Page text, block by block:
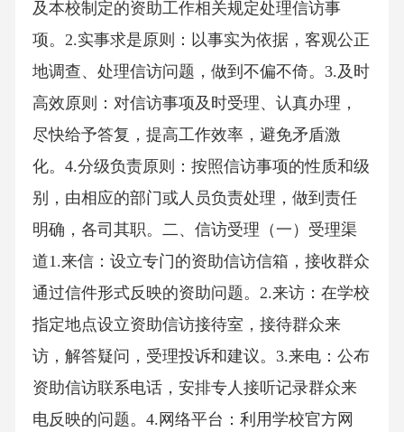
及本校制定的资助工作相关规定处理信访事
项。2.实事求是原则：以事实为依据，客观公正
地调查、处理信访问题，做到不偏不倚。3.及时
高效原则：对信访事项及时受理、认真办理，
尽快给予答复，提高工作效率，避免矛盾激
化。4.分级负责原则：按照信访事项的性质和级
别，由相应的部门或人员负责处理，做到责任
明确，各司其职。二、信访受理（一）受理渠
道1.来信：设立专门的资助信访信箱，接收群众
通过信件形式反映的资助问题。2.来访：在学校
指定地点设立资助信访接待室，接待群众来
访，解答疑问，受理投诉和建议。3.来电：公布
资助信访联系电话，安排专人接听记录群众来
电反映的问题。4.网络平台：利用学校官方网